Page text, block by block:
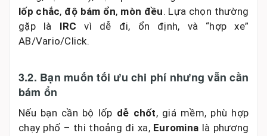
lốp chắc, độ bám ổn, mòn đều. Lựa chọn thường
gặp là IRC vì dễ đi, ổn định, và “hợp xe”
AB/Vario/Click.
3.2. Bạn muốn tối ưu chi phí nhưng vẫn cần
bám ổn
Nếu bạn cần bộ lốp dễ chốt, giá mềm, phù hợp
chạy phố – thi thoảng đi xa, Euromina là phương